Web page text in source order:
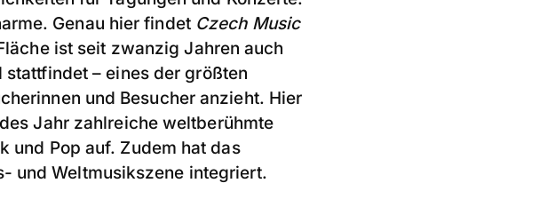
Genau hier findet Czech Music
ist seit zwanzig Jahren auch
stattfindet – eines der größten
und Besucher anzieht. Hier
Jahr zahlreiche weltberühmte
und Pop auf. Zudem hat das
und Weltmusikszene integriert.